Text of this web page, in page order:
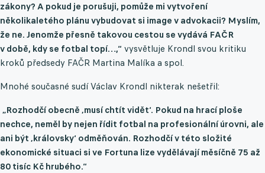
zákony? A pokud je porušuji, pomůže mi vytvoření
několikaletého plánu vybudovat si image v advokacii? Myslím,
že ne. Jenomže přesně takovou cestou se vydává FAČR
v době, kdy se fotbal topí…,“ vysvětluje Krondl svou kritiku
kroků předsedy FAČR Martina Malíka a spol.
Mnohé současné sudí Václav Krondl nikterak nešetřil:
„Rozhodčí obecně ‚musí chtít vidět‘. Pokud na hrací ploše
nechce, neměl by nejen řídit fotbal na profesionální úrovni, ale
ani být ‚královsky‘ odměňován. Rozhodčí v této složité
ekonomické situaci si ve Fortuna lize vydělávají měsíčně 75 až
80 tisíc Kč hrubého.“